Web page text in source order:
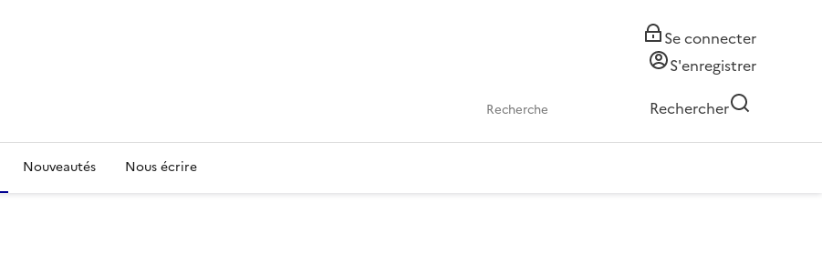
Se connecter
S'enregistrer
Rechercher
Nouveautés Nous écrire